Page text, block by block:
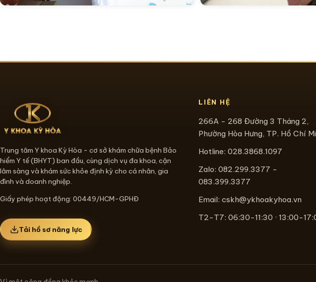
Trung tâm Y khoa Kỳ Hòa - cơ sở khám chữa bệnh Bảo
hiểm Y tế (BHYT) ban đầu, cùng dịch vụ đa khoa, cận
lâm sàng và khám sức khỏe định kỳ cho cá nhân, gia
đình và doanh nghiệp.
Giấy phép hoạt động: 00449/HCM-GPHĐ
Tải hồ sơ năng lực
LIÊN HỆ
266A - 268 Đường 3 Tháng 2,
Phường Hòa Hưng, TP. Hồ Chí
Hotline: 028.3868.1097
Zalo: 082.299.3377 -
083.399.3377
Email: cskh@ykhoakyhoa.vn
T2-T7: 06:30-11:30 · 13:00-